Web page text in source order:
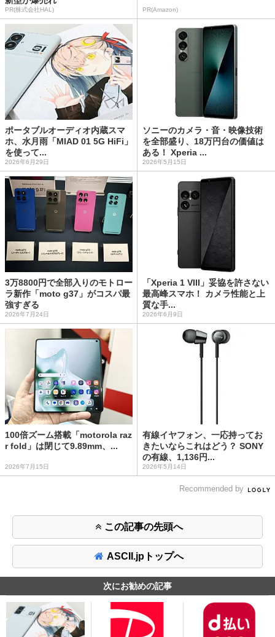
PR(株式会社HAL) PR(Amazon)
ポータブルオーディオ内蔵スマ
ホ、水月雨「MIAD 01 5G HiFi」
を使って...
2026年6月29日
ソニーのカメラ・音・映像技術
を全部盛り、18万円台の価値は
ある！ Xperia ...
2026年5月15日
3万8800円で全部入りのモトロー
ラ新作「moto g37」がコスパ最
強すぎる
2026年7月24日
「Xperia 1 VIII」妥協を許さない
最高峰スマホ！ カメラ性能と上
質な手...
2026年6月9日
100倍ズーム搭載「motorola raz
r fold」は閉じて9.89mm、...
2026年7月15日
有線イヤフォン、一応持ってお
きたいならこれはどう？ SONY
の有線、1,136円...
2026年5月14日
Recommended by
この記事の先頭へ
ASCII.jpトップへ
次にお勧めの記事